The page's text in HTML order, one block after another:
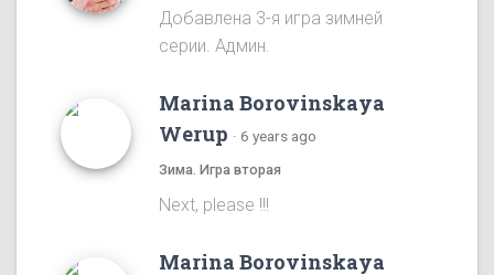
Добавлена 3-я игра зимней
серии. Админ.
Marina Borovinskaya
Werup · 6 years ago
Зима. Игра вторая
Next, please !!!
Marina Borovinskaya